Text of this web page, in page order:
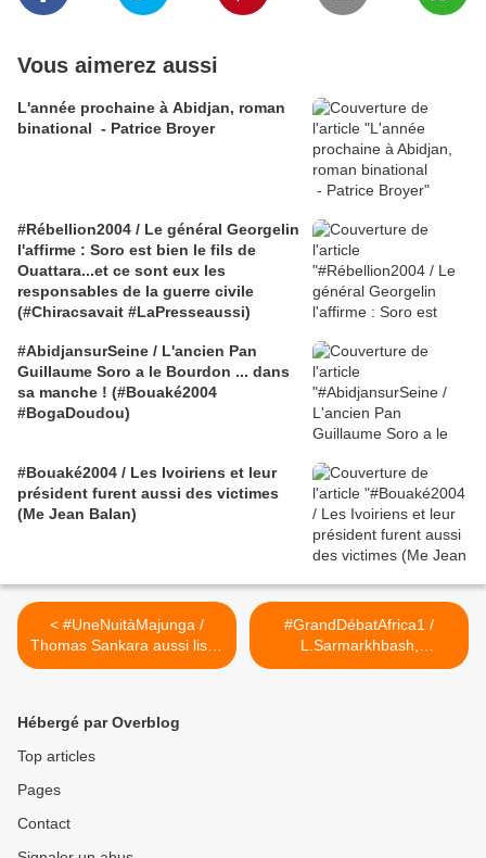
Vous aimerez aussi
L'année prochaine à Abidjan, roman
binational - Patrice Broyer
#Rébellion2004 / Le général Georgelin
l'affirme : Soro est bien le fils de
Ouattara...et ce sont eux les
responsables de la guerre civile
(#Chiracsavait #LaPresseaussi)
#AbidjansurSeine / L'ancien Pan
Guillaume Soro a le Bourdon ... dans
sa manche ! (#Bouaké2004
#BogaDoudou)
#Bouaké2004 / Les Ivoiriens et leur
président furent aussi des victimes
(Me Jean Balan)
< #UneNuitàMajunga /
Thomas Sankara aussi lisait
François de Negroni !
#GrandDébatAfrica1 /
L.Sarmarkhbash,
B.Sankara, F.Atchadé,
Hébergé par Overblog
Top articles
Pages
Contact